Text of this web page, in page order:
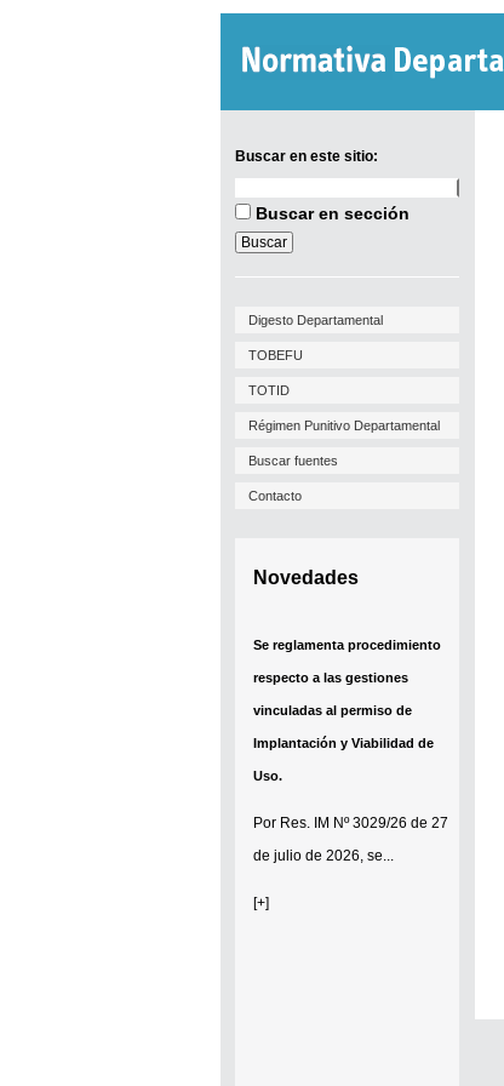
Buscar en este sitio:
en
sitio:
Buscar en sección
Digesto Departamental
TOBEFU
TOTID
Régimen Punitivo Departamental
Buscar fuentes
Contacto
Novedades
Se reglamenta procedimiento
respecto a las gestiones
vinculadas al permiso de
Implantación y Viabilidad de
Uso.
Por Res. IM Nº 3029/26 de 27
de julio de 2026, se...
[+]